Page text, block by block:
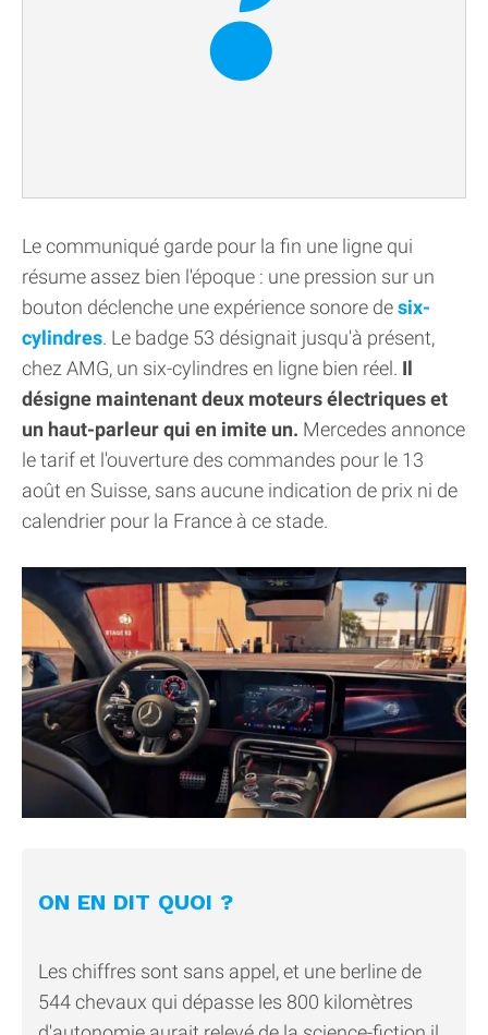
Le communiqué garde pour la fin une ligne qui
résume assez bien l'époque : une pression sur un
bouton déclenche une expérience sonore desix-
cylindres. Le badge 53 désignait jusqu'à présent,
chez AMG, un six-cylindres en ligne bien réel. Il
désigne maintenant deux moteurs électriques et
un haut-parleur qui en imite un. Mercedes annonce
le tarif et l'ouverture des commandes pour le 13
août en Suisse, sans aucune indication de prix ni de
calendrier pour la France à ce stade.
ON EN DIT QUOI ?
Les chiffres sont sans appel, et une berline de
544 chevaux qui dépasse les 800 kilomètres